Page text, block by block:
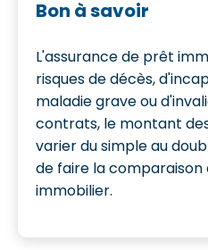
Bon à savoir
L'assurance de prêt
risques de décès,
maladie grave ou
contrats, le montant
varier du simple au
de faire la
immobilier.